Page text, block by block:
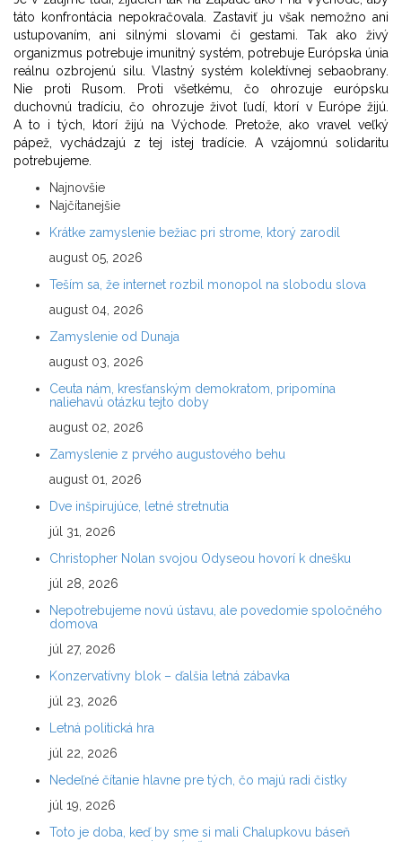
táto konfrontácia nepokračovala. Zastaviť ju však nemožno ani
ustupovaním, ani silnými slovami či gestami. Tak ako živý
organizmus potrebuje imunitný systém, potrebuje Európska únia
reálnu ozbrojenú silu. Vlastný systém kolektívnej sebaobrany.
Nie proti Rusom. Proti všetkému, čo ohrozuje európsku
duchovnú tradíciu, čo ohrozuje život ľudí, ktorí v Európe žijú.
A to i tých, ktorí žijú na Východe. Pretože, ako vravel veľký
pápež, vychádzajú z tej istej tradície. A vzájomnú solidaritu
potrebujeme.
Najnovšie
Najčítanejšie
Krátke zamyslenie bežiac pri strome, ktorý zarodil
august 05, 2026
Teším sa, že internet rozbil monopol na slobodu slova
august 04, 2026
Zamyslenie od Dunaja
august 03, 2026
Ceuta nám, kresťanským demokratom, pripomína
naliehavú otázku tejto doby
august 02, 2026
Zamyslenie z prvého augustového behu
august 01, 2026
Dve inšpirujúce, letné stretnutia
júl 31, 2026
Christopher Nolan svojou Odyseou hovorí k dnešku
júl 28, 2026
Nepotrebujeme novú ústavu, ale povedomie spoločného
domova
júl 27, 2026
Konzervatívny blok – ďalšia letná zábavka
júl 23, 2026
Letná politická hra
júl 22, 2026
Nedeľné čítanie hlavne pre tých, čo majú radi čistky
júl 19, 2026
Toto je doba, keď by sme si mali Chalupkovu báseň